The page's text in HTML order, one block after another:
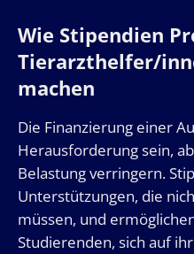
Wie Stipendien
Tierarzthelfer/
machen
Die Finanzierung einer
Herausforderung sein,
Belastung verringern.
Unterstützungen, die
müssen, und
Studierenden, sich auf